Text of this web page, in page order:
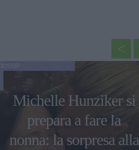
Michelle Hunziker si
prepara a fare la
nonna: la sorpresa alla